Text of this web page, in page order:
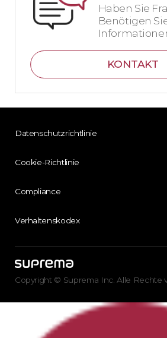
Haben Sie
Benötigen
KONTAKT
Datenschutzrichtlinie
Cookie-Richtlinie
Compliance
Verhaltenskodex
Copyright © Suprema Inc. Alle Rechte